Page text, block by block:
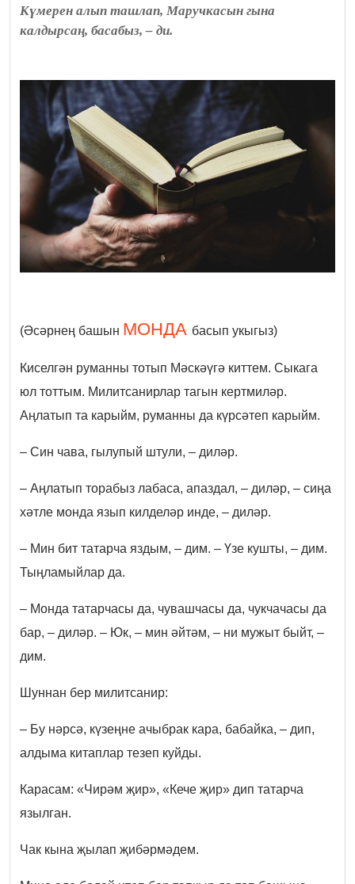
Күмерен алып ташлап, Маручкасын гына
калдырсаң, басабыз, – ди.
(Әсәрнең башын МОНДА басып укыгыз)
Киселгән руманны тотып Мәскәүгә киттем. Сыкага
юл тоттым. Милитсанирлар тагын кертмиләр.
Аңлатып та карыйм, руманны да күрсәтеп карыйм.
– Син чава, гылупый штули, – диләр.
– Аңлатып торабыз лабаса, апаздал, – диләр, – сиңа
хәтле монда язып килделәр инде, – диләр.
– Мин бит татарча яздым, – дим. – Үзе кушты, – дим.
Тыңламыйлар да.
– Монда татарчасы да, чувашчасы да, чукчачасы да
бар, – диләр. – Юк, – мин әйтәм, – ни мужыт быйт, –
дим.
Шуннан бер милитсанир:
– Бу нәрсә, күзеңне ачыбрак кара, бабайка, – дип,
алдыма китаплар тезеп куйды.
Карасам: «Чирәм җир», «Кече җир» дип татарча
язылган.
Чак кына җылап җибәрмәдем.